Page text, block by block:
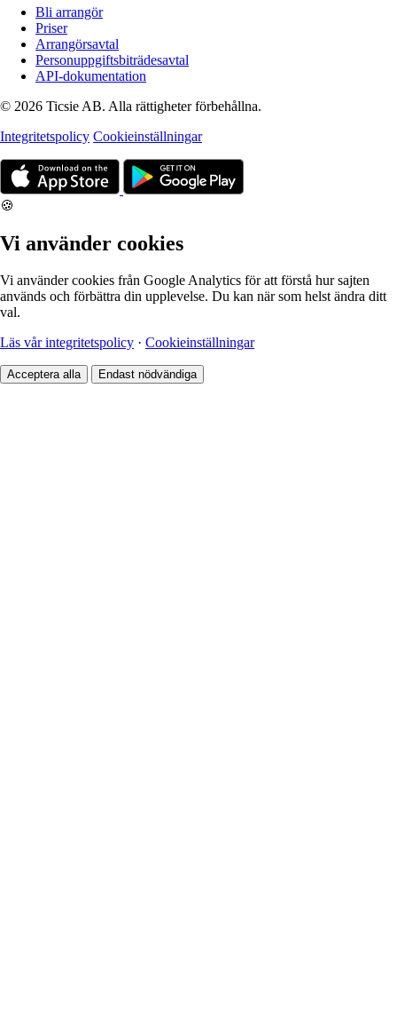
Bli arrangör
Priser
Arrangörsavtal
Personuppgiftsbiträdesavtal
API-dokumentation
© 2026 Ticsie AB. Alla rättigheter förbehållna.
Integritetspolicy Cookieinställningar
🍪
Vi använder cookies
Vi använder cookies från Google Analytics för att förstå hur sajten
används och förbättra din upplevelse. Du kan när som helst ändra ditt
val.
Läs vår integritetspolicy · Cookieinställningar
Acceptera alla Endast nödvändiga